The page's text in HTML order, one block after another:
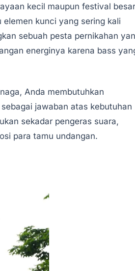
kecil maupun festival besar
kunci yang sering kali
sebuah pesta pernikahan
energinya karena bass
Anda membutuhkan
jawaban atas kebutuhan
sekadar pengeras suara,
para tamu undangan.